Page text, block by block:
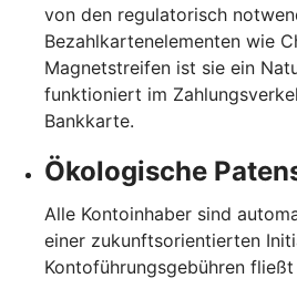
von den regulatorisch
Bezahlkartenelementen wie
Magnetstreifen ist sie ein
funktioniert im
Bankkarte.
Ökologische
Alle Kontoinhaber sind
einer zukunftsorientierten
Kontoführungsgebühren